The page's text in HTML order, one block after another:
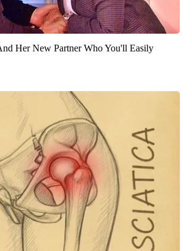
Her New Partner Who You'll Easily